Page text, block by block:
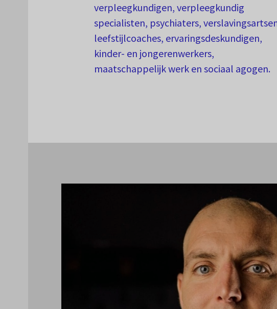
verpleegkundigen, verpleegkundig
specialisten, psychiaters,
leefstijlcoaches, ervaringsdeskundigen,
kinder- en jongerenwerkers,
maatschappelijk werk en sociaal agogen.